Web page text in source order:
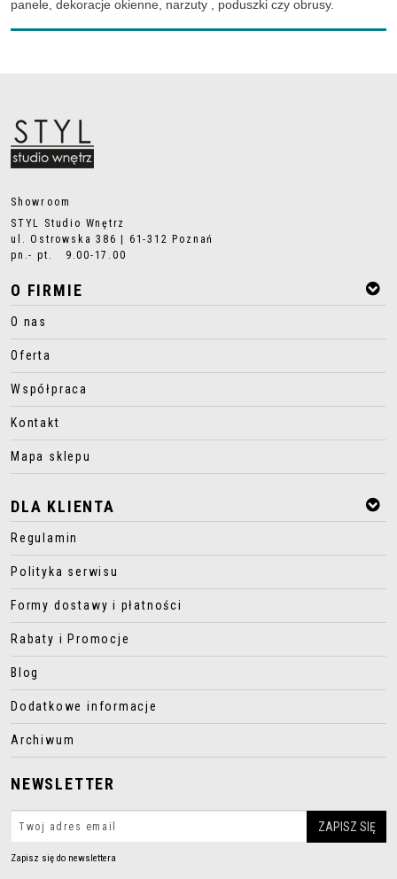
panele, dekoracje okienne, narzuty , poduszki czy obrusy.
Showroom
STYL Studio Wnętrz
ul. Ostrowska 386 | 61-312 Poznań
pn.- pt. 9.00-17.00
O FIRMIE
O nas
Oferta
Współpraca
Kontakt
Mapa sklepu
DLA KLIENTA
Regulamin
Polityka serwisu
Formy dostawy i płatności
Rabaty i Promocje
Blog
Dodatkowe informacje
Archiwum
NEWSLETTER
Zapisz się do newslettera